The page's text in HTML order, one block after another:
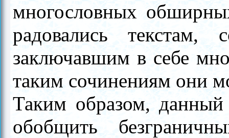
многословных
радовались
заключавшим в себе
таким сочинениям они
Таким образом, данный
обобщить